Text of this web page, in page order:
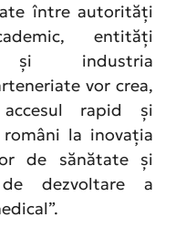
între autorităţi
entităţi
şi industria
vor crea,
rapid și
la inovaţia
de sănătate și
dezvoltare a